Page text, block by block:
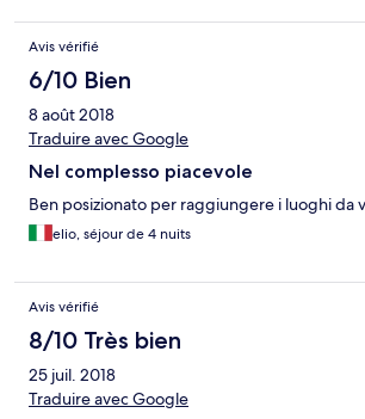
volerne trovare uno, è il parcheggio che pur
comunque sulla pubblica via, col rischio di
cocciata e soprattutto con nessuna sicurezza
residence (i parcheggi privati caratterizzati
anche un po' distanti).
Avis vérifié
6/10 Bien
8 août 2018
Traduire avec Google
Nel complesso piacevole
Ben posizionato per raggiungere i luoghi da
elio, séjour de 4 nuits
Avis vérifié
8/10 Très bien
25 juil. 2018
Traduire avec Google